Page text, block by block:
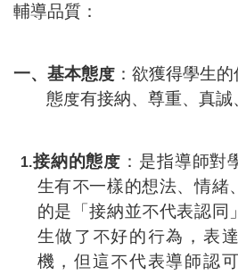
輔導品質：
一、基本態度 ：欲獲得學生
態度有接納、尊重、真誠
1.接納的態度 ：是指導師對
生有不一樣的想法、情緒
的是「接納並不代表認同
生做了不好的行為，表
機，但這不代表導師認